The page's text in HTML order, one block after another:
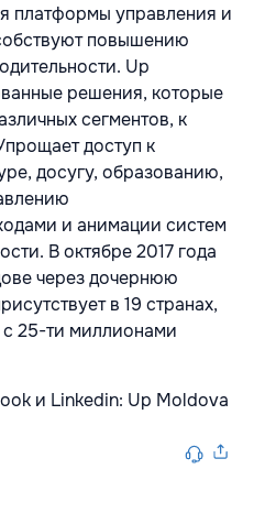
платформы управления и
повышению
Up
решения, которые
сегментов, к
доступ к
досугу, образованию,
и анимации систем
В октябре 2017 года
через дочернюю
в 19 странах,
25-ти миллионами
и Linkedin: Up Moldova